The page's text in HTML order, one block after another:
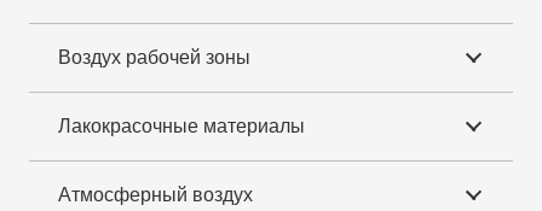
Воздух рабочей зоны
Лакокрасочные материалы
Атмосферный воздух